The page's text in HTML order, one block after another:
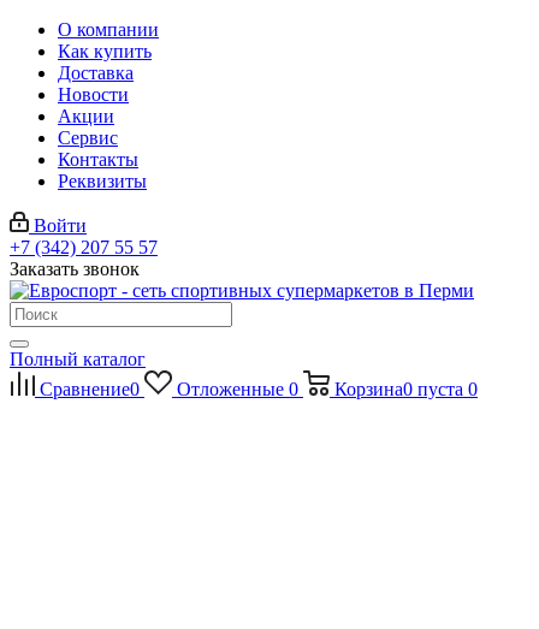
О компании
Как купить
Доставка
Новости
Акции
Сервис
Контакты
Реквизиты
Войти
+7 (342) 207 55 57
Заказать звонок
Полный каталог
Сравнение0 Отложенные 0 Корзина0 пуста 0